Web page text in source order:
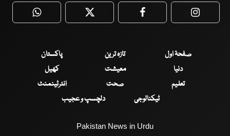
WhatsApp Twitter Facebook
صفحۂ اول تازہ ترین
پاکستان
دنیا
معیشت
کھیل
تعلیم
صحت
انٹرٹینمنٹ
ٹیکنالوجی
دلچسپ و عجیب
Pakistan News in Urdu